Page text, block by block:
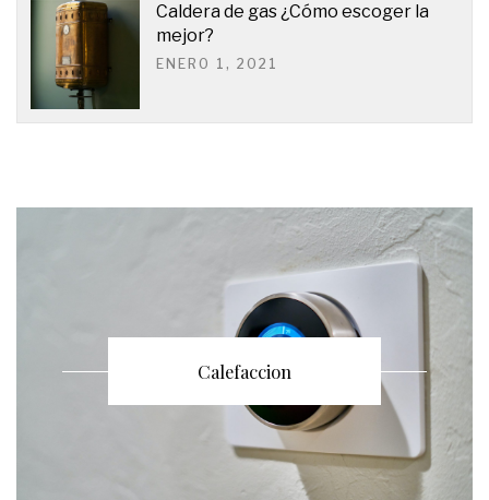
Caldera de gas ¿Cómo escoger la
mejor?
ENERO 1, 2021
Calefaccion